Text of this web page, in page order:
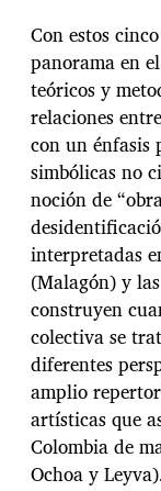
Con estos
panorama en
teóricos y
relaciones
con un énfasis
simbólicas no
noción de
interpretadas
(Malagón) y
construyen
colectiva se
diferentes
amplio
artísticas que
Colombia de
Ochoa y